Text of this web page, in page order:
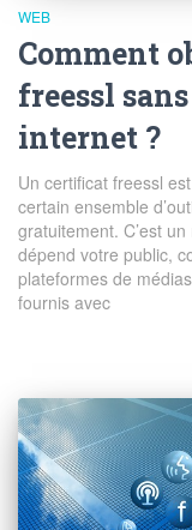
WEB
Comment
freessl
internet ?
Un certificat freessl
certain ensemble
gratuitement. C’est
dépend votre public,
plateformes de
fournis avec